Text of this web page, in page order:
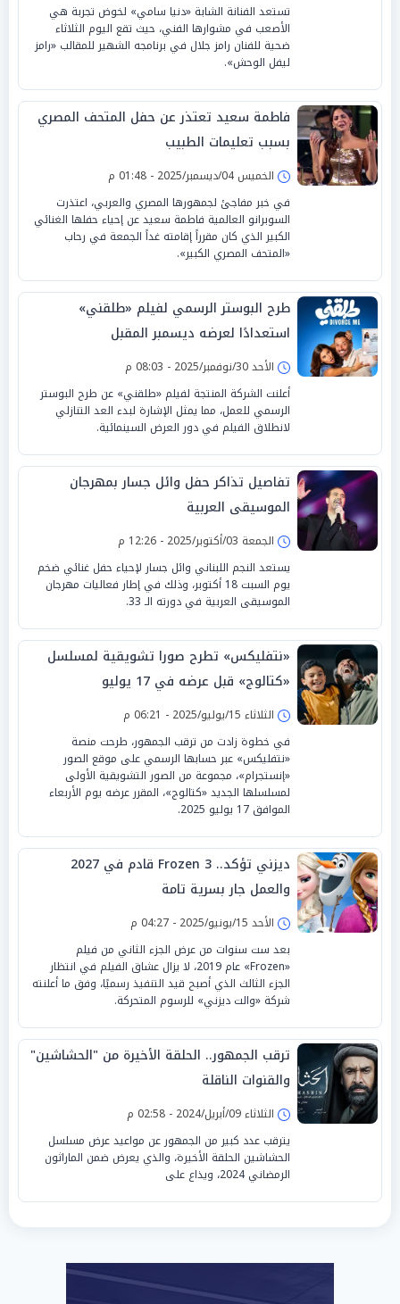
تستعد الفنانة الشابة «دنيا سامي» لخوض تجربة هي
الأصعب في مشوارها الفني، حيث تقع اليوم الثلاثاء
ضحية للفنان رامز جلال في برنامجه الشهير للمقالب «رامز
ليفل الوحش».
فاطمة سعيد تعتذر عن حفل المتحف المصري
بسبب تعليمات الطبيب
الخميس 04/ديسمبر/2025 - 01:48 م
في خبر مفاجئ لجمهورها المصري والعربي، اعتذرت
السوبرانو العالمية فاطمة سعيد عن إحياء حفلها الغنائي
الكبير الذي كان مقرراً إقامته غداً الجمعة في رحاب
«المتحف المصري الكبير».
طرح البوستر الرسمي لفيلم «طلقني»
استعدادًا لعرضه ديسمبر المقبل
الأحد 30/نوفمبر/2025 - 08:03 م
أعلنت الشركة المنتجة لفيلم «طلقني» عن طرح البوستر
الرسمي للعمل، مما يمثل الإشارة لبدء العد التنازلي
لانطلاق الفيلم في دور العرض السينمائية.
تفاصيل تذاكر حفل وائل جسار بمهرجان
الموسيقى العربية
الجمعة 03/أكتوبر/2025 - 12:26 م
يستعد النجم اللبناني وائل جسار لإحياء حفل غنائي ضخم
يوم السبت 18 أكتوبر، وذلك في إطار فعاليات مهرجان
الموسيقى العربية في دورته الـ 33.
«نتفليكس» تطرح صورا تشويقية لمسلسل
«كتالوج» قبل عرضه في 17 يوليو
الثلاثاء 15/يوليو/2025 - 06:21 م
في خطوة زادت من ترقب الجمهور، طرحت منصة
«نتفليكس» عبر حسابها الرسمي على موقع الصور
«إنستجرام»، مجموعة من الصور التشويقية الأولى
لمسلسلها الجديد «كتالوج»، المقرر عرضه يوم الأربعاء
الموافق 17 يوليو 2025.
ديزني تؤكد.. Frozen 3 قادم في 2027
والعمل جار بسرية تامة
الأحد 15/يونيو/2025 - 04:27 م
بعد ست سنوات من عرض الجزء الثاني من فيلم
«Frozen» عام 2019، لا يزال عشاق الفيلم في انتظار
الجزء الثالث الذي أصبح قيد التنفيذ رسميًا، وفق ما أعلنته
شركة «والت ديزني» للرسوم المتحركة.
ترقب الجمهور.. الحلقة الأخيرة من "الحشاشين"
والقنوات الناقلة
الثلاثاء 09/أبريل/2024 - 02:58 م
يترقب عدد كبير من الجمهور عن مواعيد عرض مسلسل
الحشاشين الحلقة الأخيرة، والذي يعرض ضمن الماراثون
الرمضاني 2024، ويذاع على